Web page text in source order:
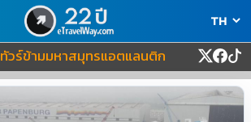
ทัวร์ข้ามมหาสมุทรแอตแลนติก